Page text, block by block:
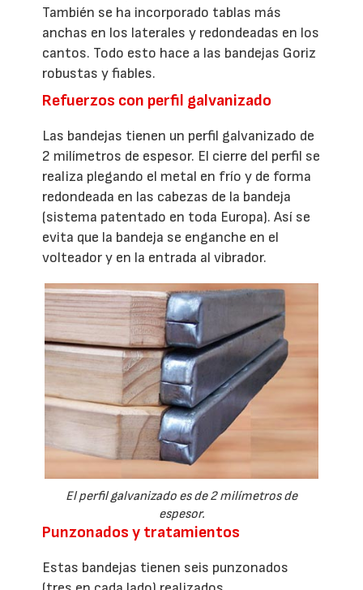
También se ha incorporado tablas más
anchas en los laterales y redondeadas en los
cantos. Todo esto hace a las bandejas Goriz
robustas y fiables.
Refuerzos con perfil galvanizado
Las bandejas tienen un perfil galvanizado de
2 milímetros de espesor. El cierre del perfil se
realiza plegando el metal en frío y de forma
redondeada en las cabezas de la bandeja
(sistema patentado en toda Europa). Así se
evita que la bandeja se enganche en el
volteador y en la entrada al vibrador.
El perfil galvanizado es de 2 milímetros de
espesor.
Punzonados y tratamientos
Estas bandejas tienen seis punzonados